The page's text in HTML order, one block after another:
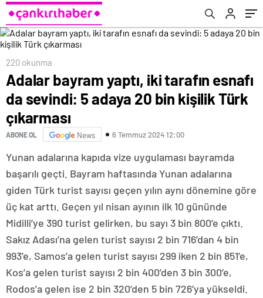
220 okunma
Adalar bayram yaptı, iki tarafın esnafı
da sevindi: 5 adaya 20 bin kişilik Türk
çıkarması
ABONE OL News 6 Temmuz 2024 12:00
Yunan adalarına kapıda vize uygulaması bayramda
başarılı geçti. Bayram haftasında Yunan adalarına
giden Türk turist sayısı geçen yılın aynı dönemine göre
üç kat arttı. Geçen yıl nisan ayının ilk 10 gününde
Midilli’ye 390 turist gelirken, bu sayı 3 bin 800’e çıktı.
Sakız Adası’na gelen turist sayısı 2 bin 716’dan 4 bin
993’e, Samos’a gelen turist sayısı 299 iken 2 bin 851’e,
Kos’a gelen turist sayısı 2 bin 400’den 3 bin 300’e,
Rodos’a gelen ise 2 bin 320’den 5 bin 726’ya yükseldi.